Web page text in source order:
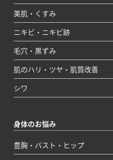
美肌・くすみ
ニキビ・ニキビ跡
毛穴・黒ずみ
肌のハリ・ツヤ・肌質改善
シワ
身体のお悩み
豊胸・バスト・ヒップ